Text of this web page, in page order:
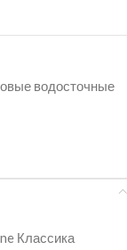
водосточные
Классика